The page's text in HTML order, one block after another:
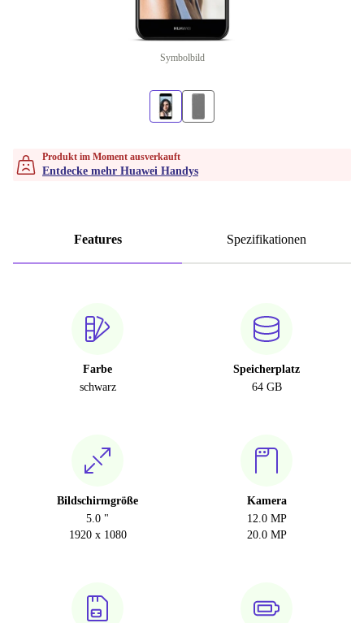
Symbolbild
Produkt im Moment ausverkauft
Entdecke mehr Huawei Handys
Features Spezifikationen
Farbe
schwarz
Speicherplatz
64 GB
Bildschirmgröße
5.0 "
1920 x 1080
Kamera
12.0 MP
20.0 MP